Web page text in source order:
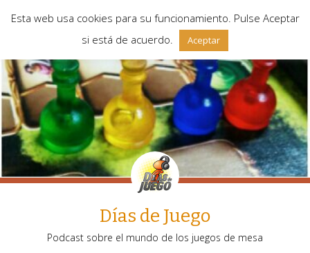
Días de Juego
Podcast sobre el mundo de los juegos de mesa
Esta web usa cookies para su funcionamiento. Pulse Aceptar
si está de acuerdo.
Aceptar